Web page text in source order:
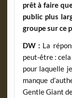
prêt à faire
public plus
groupe sur ce
DW : La
peut-être :
pour laquelle
manque
Gentle Giant